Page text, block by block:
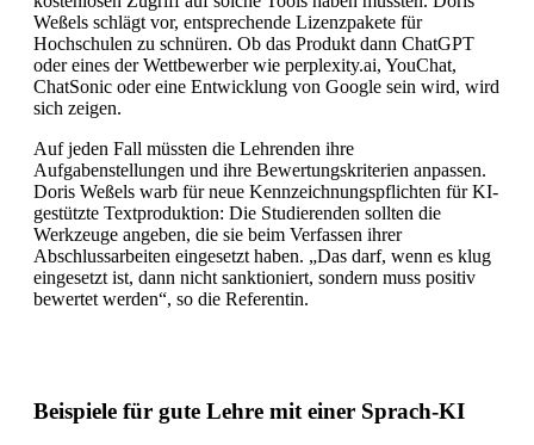
Weßels schlägt vor, entsprechende Lizenzpakete für
Hochschulen zu schnüren. Ob das Produkt dann ChatGPT
oder eines der Wettbewerber wie perplexity.ai, YouChat,
ChatSonic oder eine Entwicklung von Google sein wird, wird
sich zeigen.
Auf jeden Fall müssten die Lehrenden ihre
Aufgabenstellungen und ihre Bewertungskriterien anpassen.
Doris Weßels warb für neue Kennzeichnungspflichten für KI-
gestützte Textproduktion: Die Studierenden sollten die
Werkzeuge angeben, die sie beim Verfassen ihrer
Abschlussarbeiten eingesetzt haben. „Das darf, wenn es klug
eingesetzt ist, dann nicht sanktioniert, sondern muss positiv
bewertet werden“, so die Referentin.
Beispiele für gute Lehre mit einer Sprach-KI